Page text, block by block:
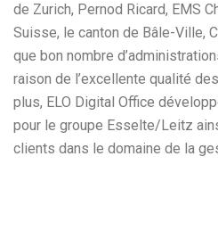
de Zurich, Pernod Ricard, EMS
Suisse, le canton de Bâle-Ville,
que bon nombre
raison de l’excellente qualité
plus, ELO Digital Office
pour le groupe Esselte/Leitz
clients dans le domaine de la